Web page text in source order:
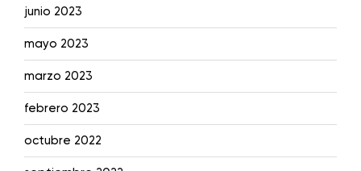
junio 2023
mayo 2023
marzo 2023
febrero 2023
octubre 2022